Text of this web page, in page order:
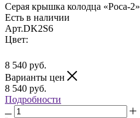
Серая крышка колодца «Роса-2»
Есть в наличии
Арт.DK2S6
Цвет:
8 540 руб.
Варианты цен
8 540 руб.
Подробности